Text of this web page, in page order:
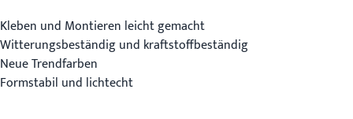
Kleben und Montieren leicht gemacht
Witterungsbeständig und kraftstoffbeständig
Neue Trendfarben
Formstabil und lichtecht